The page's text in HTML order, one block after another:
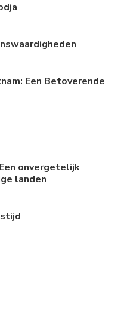
Een Betoverende
onvergetelijk
landen